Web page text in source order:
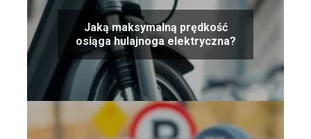
Jaką maksymalną prędkość
osiąga hulajnoga elektryczna?